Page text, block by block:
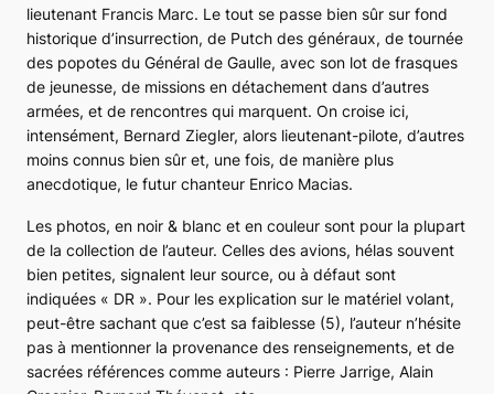
lieutenant Francis Marc. Le tout se passe bien sûr sur fond
historique d’insurrection, de Putch des généraux, de tournée
des popotes du Général de Gaulle, avec son lot de frasques
de jeunesse, de missions en détachement dans d’autres
armées, et de rencontres qui marquent. On croise ici,
intensément, Bernard Ziegler, alors lieutenant-pilote, d’autres
moins connus bien sûr et, une fois, de manière plus
anecdotique, le futur chanteur Enrico Macias.
Les photos, en noir & blanc et en couleur sont pour la plupart
de la collection de l’auteur. Celles des avions, hélas souvent
bien petites, signalent leur source, ou à défaut sont
indiquées « DR ». Pour les explication sur le matériel volant,
peut-être sachant que c’est sa faiblesse (5), l’auteur n’hésite
pas à mentionner la provenance des renseignements, et de
sacrées références comme auteurs : Pierre Jarrige, Alain